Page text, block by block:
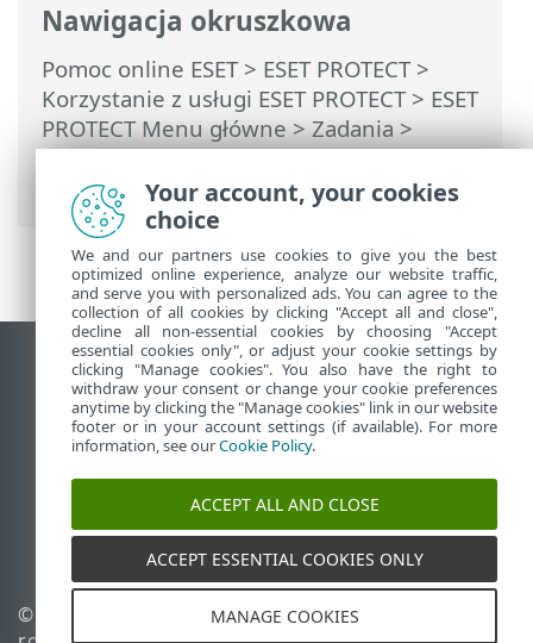
Nawigacja okruszkowa
Pomoc online ESET> ESET PROTECT>
Korzystanie z usługi ESET PROTECT> ESET
PROTECT Menu główne>Zadania>
Zadania klienta> Wyślij plik do ESET
LiveGuard
Wyświetl witrynę internetową dla
komputerów
End of Life
Baza wiedzy ESET
Forum ESET
ESET Status Portal
Pomoc regionalna
© 1992 - 2026 ESET, spol. s
Zarządzaj plikami cookie
Your account, your cookies
choice
We and our partners use cookies to give you the best
optimized online experience, analyze our website traffic,
and serve you with personalized ads. You can agree to the
collection of all cookies by clicking "Accept all and close",
decline all non-essential cookies by choosing "Accept
essential cookies only", or adjust your cookie settings by
clicking "Manage cookies". You also have the right to
withdraw your consent or change your cookie preferences
anytime by clicking the "Manage cookies" link in our website
footer or in your account settings (if available). For more
information, see ourCookie Policy.
ACCEPT ALL AND CLOSE
ACCEPT ESSENTIAL COOKIES ONLY
MANAGE COOKIES